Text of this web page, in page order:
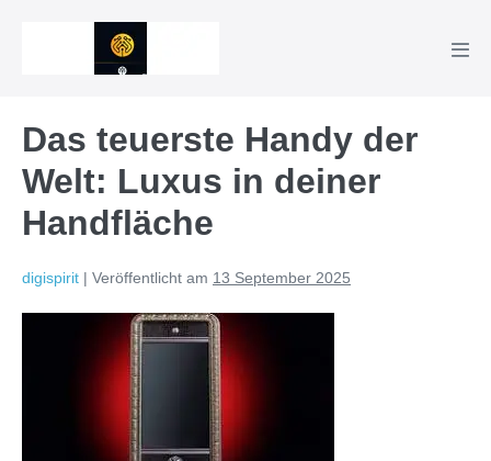
Das teuerste Handy der
Welt: Luxus in deiner
Handfläche
digispirit | Veröffentlicht am 13 September 2025